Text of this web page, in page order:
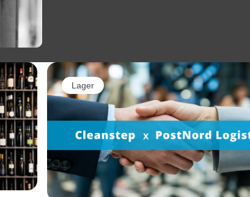
Lager